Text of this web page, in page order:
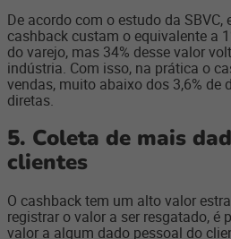
De acordo com o estudo da SBVC,
cashback custam o equivalente a
do varejo, mas 34% desse valor
indústria. Com isso, na prática o
vendas, muito abaixo dos 3,6% de
diretas.
5. Coleta de mais
clientes
O cashback tem um alto valor
registrar o valor a ser resgatado, é
valor a algum dado pessoal do